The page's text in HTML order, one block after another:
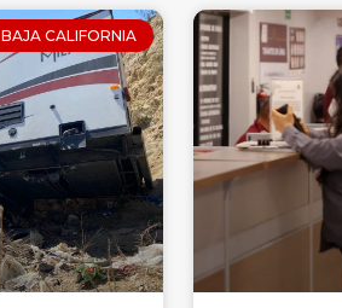
BAJA CALIFORNIA